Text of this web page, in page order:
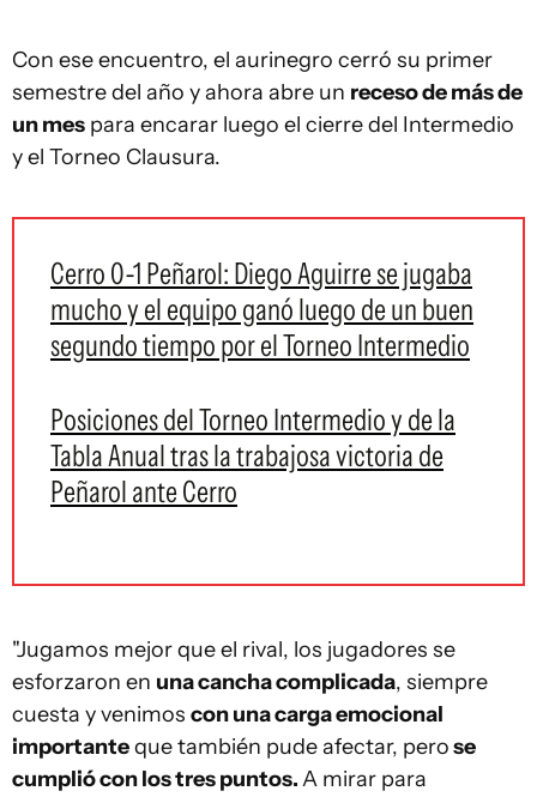
Con ese encuentro, el aurinegro cerró su primer
semestre del año y ahora abre un receso de más de
un mes para encarar luego el cierre del Intermedio
y el Torneo Clausura.
Cerro 0-1 Peñarol: Diego Aguirre se jugaba
mucho y el equipo ganó luego de un buen
segundo tiempo por el Torneo Intermedio
Posiciones del Torneo Intermedio y de la
Tabla Anual tras la trabajosa victoria de
Peñarol ante Cerro
"Jugamos mejor que el rival, los jugadores se
esforzaron en una cancha complicada, siempre
cuesta y venimos con una carga emocional
importanteque también pude afectar, perose
cumplió con los tres puntos.A mirar para